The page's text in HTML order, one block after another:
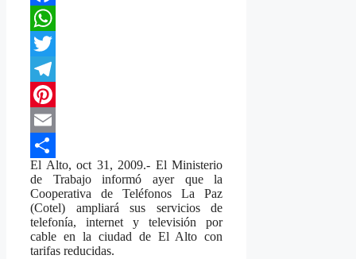
Facebook
WhatsApp
Twitter
Telegram
Pinterest
Email
Compartir
El Alto, oct 31, 2009.- El Ministerio
de Trabajo informó ayer que la
Cooperativa de Teléfonos La Paz
(Cotel) ampliará sus servicios de
telefonía, internet y televisión por
cable en la ciudad de El Alto con
tarifas reducidas.